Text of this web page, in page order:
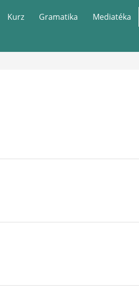
Kurz Gramatika Mediatéka